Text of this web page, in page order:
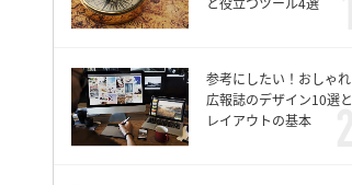
参考にしたい！おしゃれ
広報誌のデザイン10選と
レイアウトの基本